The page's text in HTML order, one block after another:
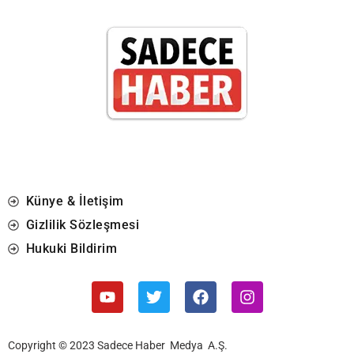
Künye & İletişim
Gizlilik Sözleşmesi
Hukuki Bildirim
Copyright © 2023 Sadece Haber Medya A.Ş.